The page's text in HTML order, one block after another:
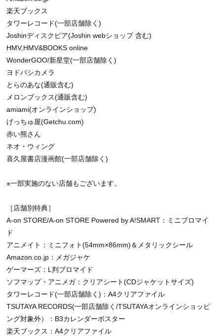
楽天ブックス
タワーレコード(一部店舗除く)
Joshinディスクピア(Joshin webショップ 含む)
HMV,HMV&BOOKS online
WonderGOO/新星堂(一部店舗除く)
ヨドバシカメラ
とらのあな(通販含む)
メロンブックス(通販含む)
amiami(オンラインショップ)
げっちゅ屋(Getchu.com)
赤い熊さん
ネオ・ウィング
喜久屋書店漫画館(一部店舗除く)
※一部実施のない店舗もございます。
［店舗別特典］
A-on STORE/A-on STORE Powered by A!SMART：ミニブロマイ
ド
アニメイト：ミニフォト(54mm×86mm)＆メタリックシール
Amazon.co.jp：メガジャケ
ゲーマーズ：L判ブロマイド
ソフマップ・アニメガ：クリアシート(CDジャケットサイズ)
タワーレコード(一部店舗除く)：A4クリアファイル
TSUTAYA RECORDS(一部店舗除く/TSUTAYAオンラインショッピ
ング対象外）：B3カレンダーポスター
楽天ブックス：A4クリアファイル